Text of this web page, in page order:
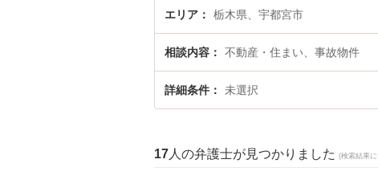
たい』などでお困りの相談者さんにおすすめです。
エリア 栃木県、宇都宮市
相談内容 不動産・住まい、事故物件
詳細条件 未選択
17 人の弁護士が見つかりました (検索結果